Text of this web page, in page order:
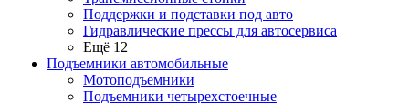
Поддержки и подставки под авто
Гидравлические прессы для автосервиса
Ещё 12
Подъемники автомобильные
Мотоподъемники
Подъемники четырехстоечные